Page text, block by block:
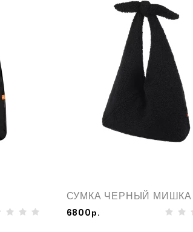
СУМКА ЧЕРНЫЙ МИШКА
6800р.